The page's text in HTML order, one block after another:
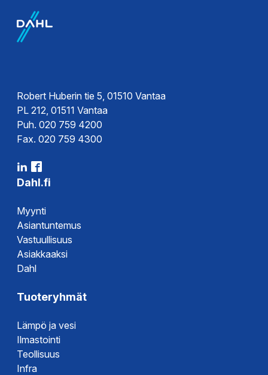
Robert Huberin tie 5, 01510 Vantaa
PL 212, 01511 Vantaa
Puh. 020 759 4200
Fax. 020 759 4300
Dahl.fi
Myynti
Asiantuntemus
Vastuullisuus
Asiakkaaksi
Dahl
Tuoteryhmät
Lämpö ja vesi
Ilmastointi
Teollisuus
Infra